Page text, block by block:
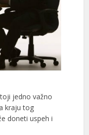
jedno važno
kraju tog
doneti uspeh i